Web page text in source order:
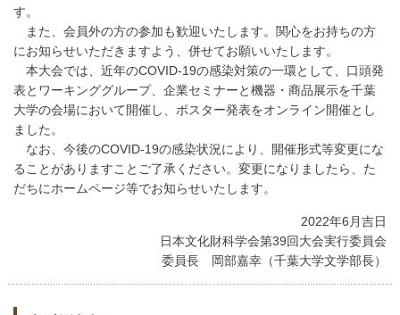
す。
また、会員外の方の参加も歓迎いたします。関心をお持ちの方
にお知らせいただきますよう、併せてお願いいたします。
本大会では、近年のCOVID-19の感染対策の一環として、口頭発
表とワーキンググループ、企業セミナーと機器・商品展示を千葉
大学の会場において開催し、ポスター発表をオンライン開催とし
ました。
なお、今後のCOVID-19の感染状況により、開催形式等変更にな
ることがありますことご了承ください。変更になりましたら、た
だちにホームページ等でお知らせいたします。
2022年6月吉日
日本文化財科学会第39回大会実行委員会
委員長 岡部嘉幸（千葉大学文学部長）